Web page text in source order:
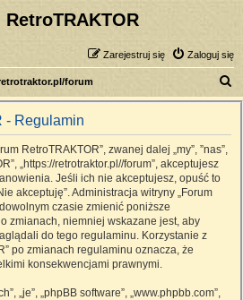
RetroTRAKTOR
Zaloguj się
Zarejestruj się
forum
z
- Regulamin
RetroTRAKTOR”, zwanej dalej „my”, ”nas”,
„https://retrotraktor.pl//forum”, akceptujesz
Jeśli ich nie akceptujesz, opuść to
akceptuję”. Administracja witryny „Forum
czasie zmienić poniższe
zmianach, niemniej wskazane jest, aby
do tego regulaminu. Korzystanie z
po zmianach regulaminu oznacza, że
konsekwencjami prawnymi.
„je”, „phpBB software”, „www.phpbb.com”,